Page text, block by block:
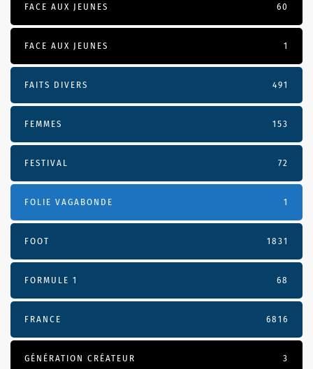
FACE AUX JEUNES 60
FACE AUX JEUNES 1
FAITS DIVERS 491
FEMMES 153
FESTIVAL 72
FOLIE VAGABONDE 1
FOOT 1831
FORMULE 1 68
FRANCE 6816
GÉNÉRATION CRÉATEUR 3